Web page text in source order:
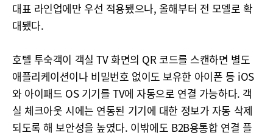
대표 라인업에만 우선 적용됐으나, 올해부터 전 모델로 확
대됐다.
호텔 투숙객이 객실 TV 화면의 QR 코드를 스캔하면 별도
애플리케이션이나 비밀번호 없이도 보유한 아이폰 등 iOS
와 아이패드 OS 기기를 TV에 자동으로 연결 가능하다. 객
실 체크아웃 시에는 연동된 기기에 대한 정보가 자동 삭제
되도록 해 보안성을 높였다. 이밖에도 B2B용통합 연결 플